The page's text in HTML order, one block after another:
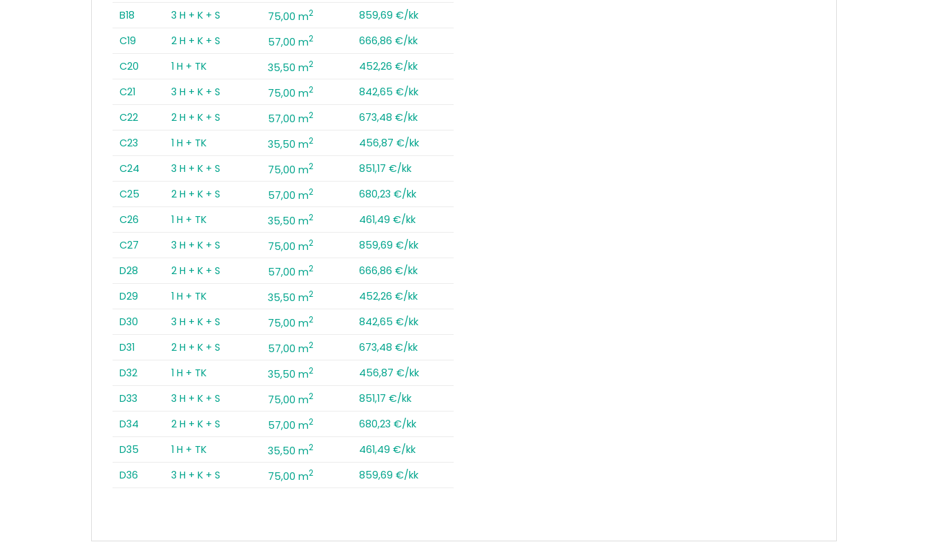
B18
3 H + K + S 75,00 m2
859,69 €/kk
C19
2 H + K + S 57,00 m2
666,86 €/kk
C20
1 H + TK 35,50 m2
452,26 €/kk
C21
3 H + K + S 75,00 m2
842,65 €/kk
C22
2 H + K + S 57,00 m2
673,48 €/kk
C23
1 H + TK 35,50 m2
456,87 €/kk
C24
3 H + K + S 75,00 m2
851,17 €/kk
C25
2 H + K + S 57,00 m2
680,23 €/kk
C26
1 H + TK 35,50 m2
461,49 €/kk
C27
3 H + K + S 75,00 m2
859,69 €/kk
D28
2 H + K + S 57,00 m2
666,86 €/kk
D29
1 H + TK 35,50 m2
452,26 €/kk
D30
3 H + K + S 75,00 m2
842,65 €/kk
D31
2 H + K + S 57,00 m2
673,48 €/kk
D32
1 H + TK 35,50 m2
456,87 €/kk
D33
3 H + K + S 75,00 m2
851,17 €/kk
D34
2 H + K + S 57,00 m2
680,23 €/kk
D35
1 H + TK 35,50 m2
461,49 €/kk
D36
3 H + K + S 75,00 m2 859,69 €/kk